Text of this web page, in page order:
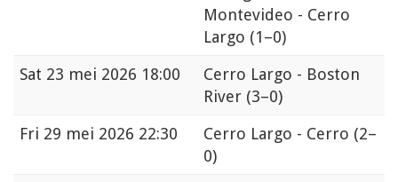
Montevideo - Cerro
Largo (1–0)
Sat 23 mei 2026 18:00
Cerro Largo - Boston
River (3–0)
Fri 29 mei 2026 22:30 Cerro Largo - Cerro (2–
0)